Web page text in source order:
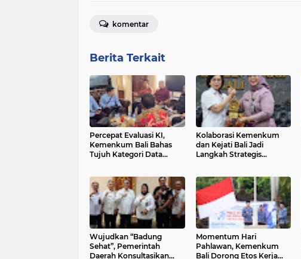
komentar
Berita Terkait
Percepat Evaluasi KI,
Kemenkum Bali Bahas
Tujuh Kategori Data
Kolaborasi Kemenkum
dan Kejati Bali Jadi
Langkah Strategis
Wujudkan “Badung
Sehat”, Pemerintah
Daerah Konsultasikan
Momentum Hari
Pahlawan, Kemenkum
Bali Dorong Etos Kerja